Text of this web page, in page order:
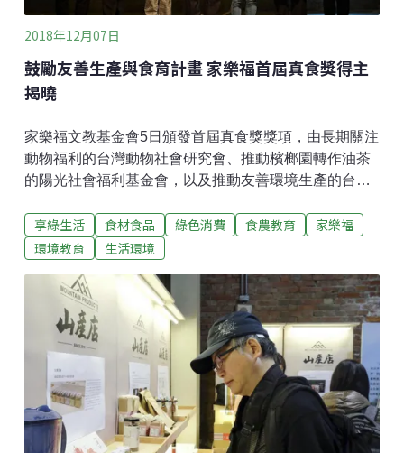
認，就可完成杯子租借。跟上這波減塑流行的，還有知
名連鎖咖啡店，蛋糕包裝紙盒
2018年12月07日
鼓勵友善生產與食育計畫 家樂福首屆真食獎得主
揭曉
家樂福文教基金會5日頒發首屆真食獎獎項，由長期關注
動物福利的台灣動物社會研究會、推動檳榔園轉作油茶
的陽光社會福利基金會，以及推動友善環境生產的台灣
織，如台北市臻佶祥社會服務協會與高雄市阿福食物銀
行抱走獎金。該獎項除提供總額500萬元獎金，也將提
境更好的創意以「食物轉型」為目標，家樂福首屆真食
獎以「減少食物浪費」、 「解決饑餓與營養不均」、
「友善環境的農業生產」與「食育推動」為主，獎勵人
與食物之間的創意發想。從39個報名提案中，脫穎而出
5個得獎者分別是長久關注糧食浪費與弱勢團體的「社團
法人台北市臻佶祥社會服務協會」、「社團法人高雄市
慈善團體聯合總會」。也有為動物福利長期請命的「社
團法人台灣動物社會研究會」。另外則是深度耕耘環境
享綠生活 食材食品 綠色消費 食農教育
家樂福
環境教育
生活環境